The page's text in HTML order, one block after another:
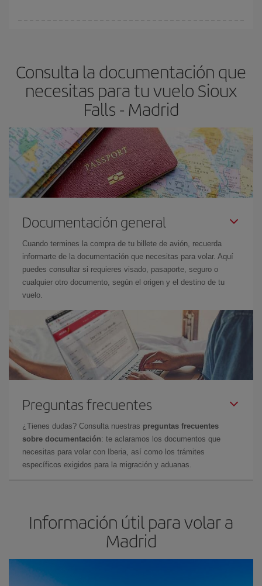
avión más baratos te saldrán. Además, si buscas los vuelos con
las fechas y los horarios del viaje un poco abiertos, podráselegir
el precio más barato.
Consulta la documentación que
necesitas para tu vuelo Sioux
Falls - Madrid
Documentación general
Cuando termines la compra de tu billete de avión, recuerda
informarte de la documentación que necesitas para volar. Aquí
puedes consultar si requieres visado, pasaporte, seguro o
cualquier otro documento, según el origen y el destino de tu
vuelo.
Preguntas frecuentes
¿Tienes dudas? Consulta nuestras preguntas frecuentes
sobre documentación: te aclaramos los documentos que
necesitas para volar con Iberia, así como los trámites
específicos exigidos para la migración y aduanas.
Información útil para volar a
Madrid